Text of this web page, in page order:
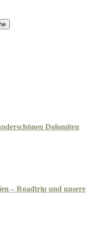
Dolomiten
– Roadtrip und unsere